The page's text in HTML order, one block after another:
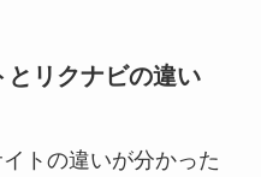
とリクナビの違い
トの違いが分かった